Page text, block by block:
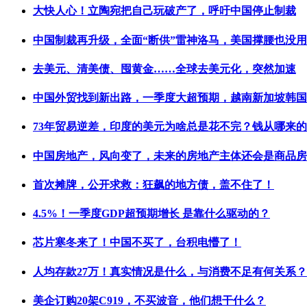
大快人心！立陶宛把自己玩破产了，呼吁中国停止制裁
中国制裁再升级，全面“断供”雷神洛马，美国撑腰也没用
去美元、清美债、囤黄金……全球去美元化，突然加速
中国外贸找到新出路，一季度大超预期，越南新加坡韩国
73年贸易逆差，印度的美元为啥总是花不完？钱从哪来
中国房地产，风向变了，未来的房地产主体还会是商品
首次摊牌，公开求救：狂飙的地方债，盖不住了！
4.5%！一季度GDP超预期增长 是靠什么驱动的？
芯片寒冬来了！中国不买了，台积电懵了！
人均存款27万！真实情况是什么，与消费不足有何关系？
美企订购20架C919，不买波音，他们想干什么？